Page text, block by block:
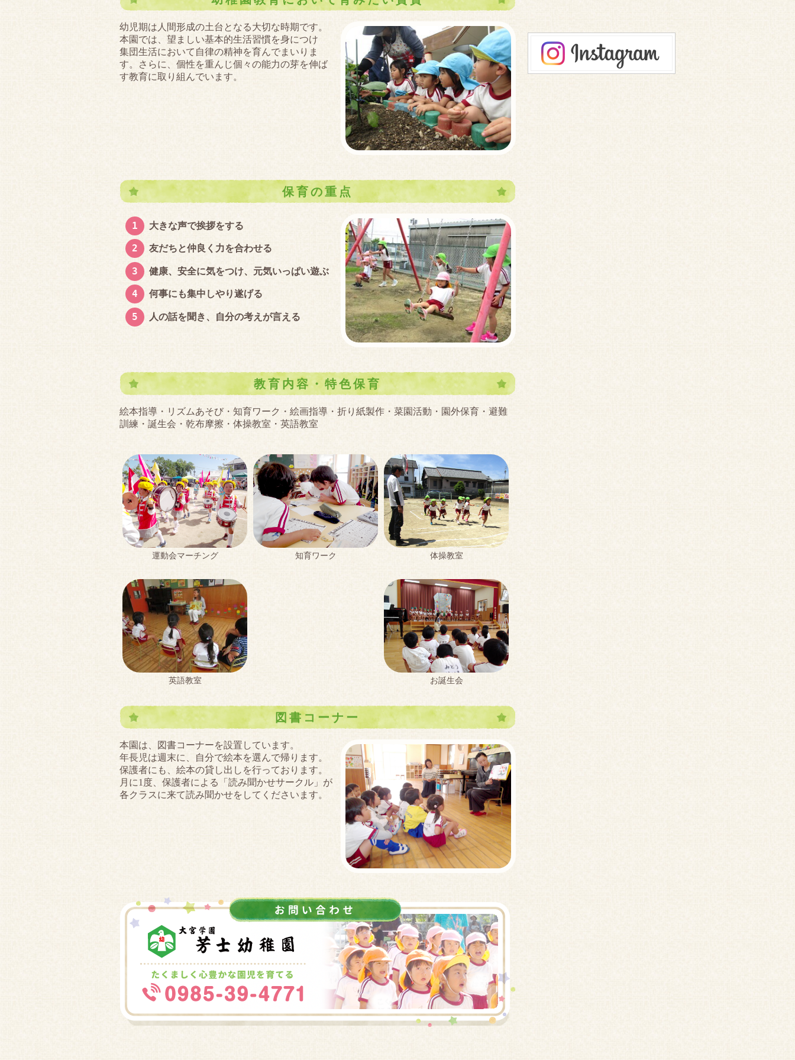
幼児期は人間形成の土台となる大切な時期です。
本園では、望ましい基本的生活習慣を身につけ
集団生活において自律の精神を育んでまいりま
す。さらに、個性を重んじ個々の能力の芽を伸ば
す教育に取り組んでいます。
保育の重点
大きな声で挨拶をする
友だちと仲良く力を合わせる
健康、安全に気をつけ、元気いっぱい遊ぶ
何事にも集中しやり遂げる
人の話を聞き、自分の考えが言える
教育内容・特色保育
絵本指導・リズムあそび・知育ワーク・絵画指導・折り紙製作・菜園活動・園外保育・避難
訓練・誕生会・乾布摩擦・体操教室・英語教室
運動会マーチング 知育ワーク 体操教室
お誕生会
英語教室
図書コーナー
本園は、図書コーナーを設置しています。
年長児は週末に、自分で絵本を選んで帰ります。
保護者にも、絵本の貸し出しを行っております。
月に1度、保護者による「読み聞かせサークル」が
各クラスに来て読み聞かせをしてくださいます。